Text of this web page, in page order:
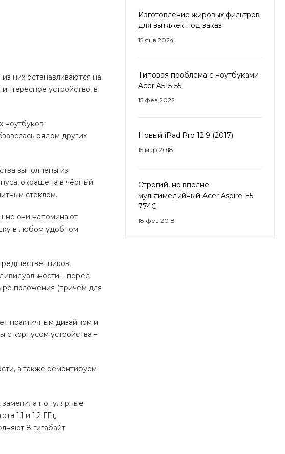
Изготовление жировых фильтров
для вытяжек под заказ
15 янв 2024
Типовая проблема с ноутбуками
Acer A515-55
15 фев 2022
Новый iPad Pro 12.9 (2017)
15 мар 2018
Строгий, но вполне
мультимедийный Acer Aspire E5-
774G
18 фев 2018
них останавливаются на
устройство, в
ноутбуков-
рядом других
выполнены из
окрашена в чёрный
стеклом.
они напоминают
в любом удобном
– перед
положения (причём для
практичным дизайном и
с корпусом устройства –
а также ремонтируем
заменила популярные
1,1 и 1,2 ГГц,
8 гигабайт